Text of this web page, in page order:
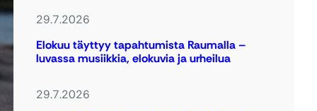
29.7.2026
Elokuu täyttyy tapahtumista Raumalla –
luvassa musiikkia, elokuvia ja urheilua
29.7.2026